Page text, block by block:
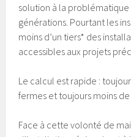
solution à la
générations. Pourtant les
moins d’un tiers* des
accessibles aux projets
Le calcul est rapide :
fermes et toujours moins de
Face à cette volonté de